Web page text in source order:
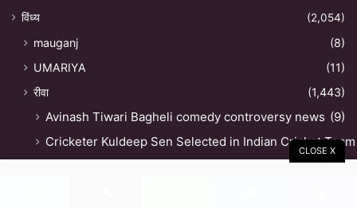
विंध्य
(2,054)
mauganj
(8)
UMARIYA
(11)
रीवा
(1,443)
Avinash Tiwari Bagheli comedy controversy news (9)
Cricketer Kuldeep Sen Selected in Indian Cricket Team
(1)
CLOSE X